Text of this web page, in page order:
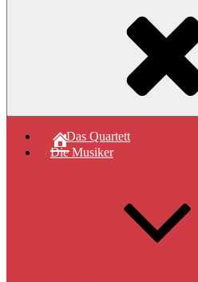
Das Quartett
Die Musiker